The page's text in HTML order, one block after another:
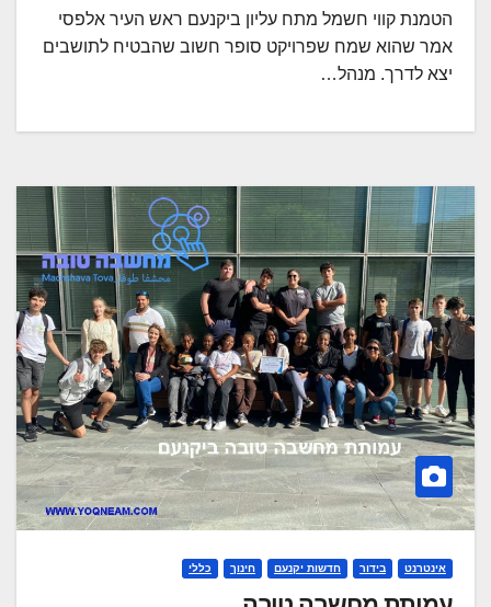
הטמנת קווי חשמל מתח עליון ביקנעם ראש העיר אלפסי
אמר שהוא שמח שפרויקט סופר חשוב שהבטיח לתושבים
יצא לדרך. מנהל…
אינטרנט בידור חדשות יקנעם חינוך כללי